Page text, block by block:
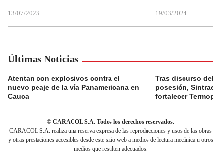
13/07/2023 19/03/2024
Últimas Noticias
Atentan con explosivos contra el
nuevo peaje de la vía Panamericana en
Cauca
Tras discurso del
posesión,
fortalecer
© CARACOL S.A. Todos los derechos reservados.
CARACOL S.A. realiza una reserva expresa de las reproducciones y usos de las obras
y otras prestaciones accesibles desde este sitio web a medios de lectura mecánica u otros
medios que resulten adecuados.